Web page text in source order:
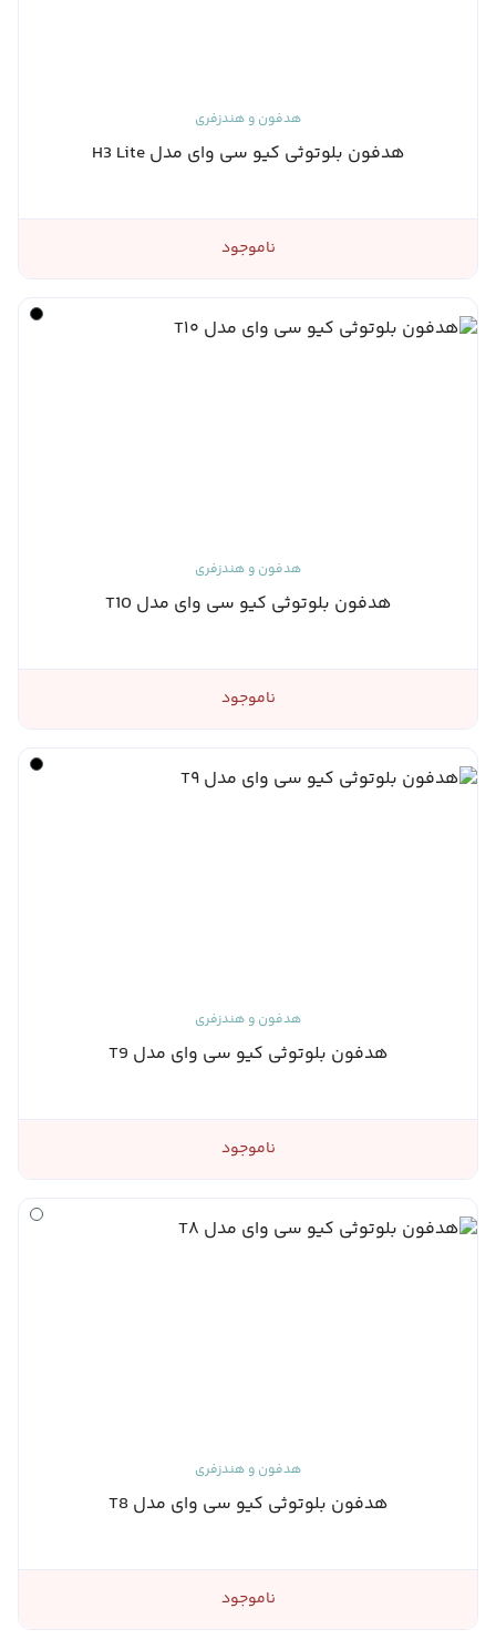
هدفون و هندزفری
هدفون بلوتوثی کیو سی وای مدل H3 Lite
ناموجود
هدفون و هندزفری
هدفون بلوتوثی کیو سی وای مدل T10
ناموجود
هدفون و هندزفری
هدفون بلوتوثی کیو سی وای مدل T9
ناموجود
هدفون و هندزفری
هدفون بلوتوثی کیو سی وای مدل T8
ناموجود